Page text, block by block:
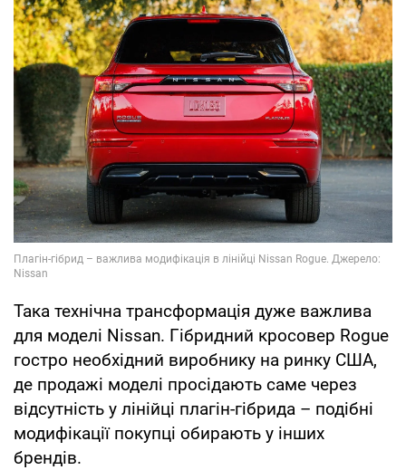
Така технічна трансформація дуже важлива
для моделі Nissan. Гібридний кросовер Rogue
гостро необхідний виробнику на ринку США,
де продажі моделі просідають саме через
відсутність у лінійці плагін-гібрида – подібні
модифікації покупці обирають у інших
брендів.